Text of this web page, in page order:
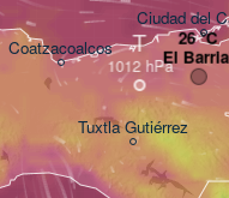
Tuxtla Gutiérrez
Coatzacoalcos
Ciudad del
El
T